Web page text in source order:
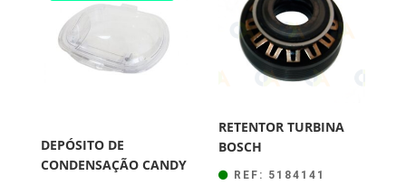
DEPÓSITO DE
CONDENSAÇÃO CANDY
RETENTOR TURBINA
BOSCH
REF: 5184141